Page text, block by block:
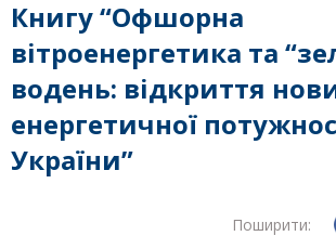
Книгу “Офшорна
вітроенергетика та
водень: відкриття
енергетичної
України”
Поширити: